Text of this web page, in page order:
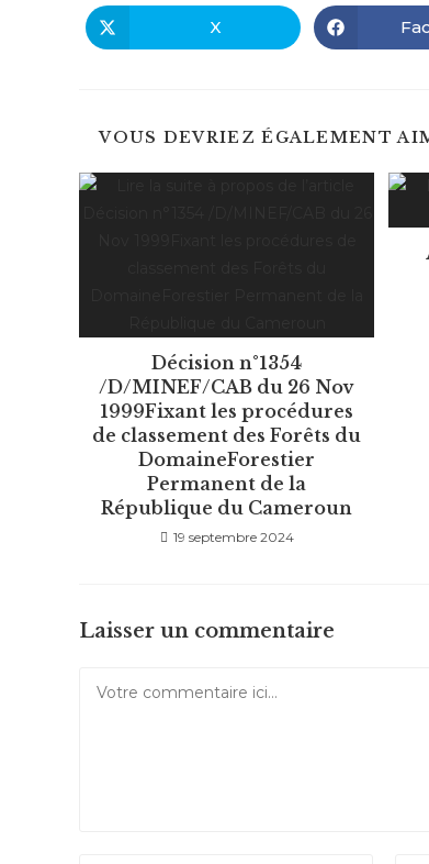
Ouvrir
dans
X
VOUS DEVRIEZ ÉGALEMENT
Décision n°1354
/D/MINEF/CAB du 26 Nov
1999Fixant les procédures
de classement des Forêts du
DomaineForestier
Permanent de la
République du Cameroun
19 septembre 2024
Laisser un commentaire